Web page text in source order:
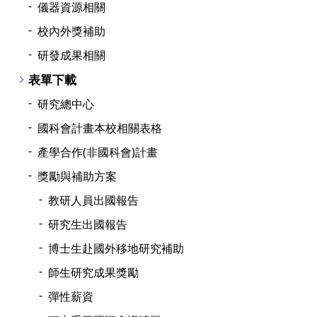
儀器資源相關
校內外獎補助
研發成果相關
表單下載
研究總中心
國科會計畫本校相關表格
產學合作(非國科會)計畫
獎勵與補助方案
教研人員出國報告
研究生出國報告
博士生赴國外移地研究補助
師生研究成果獎勵
彈性薪資